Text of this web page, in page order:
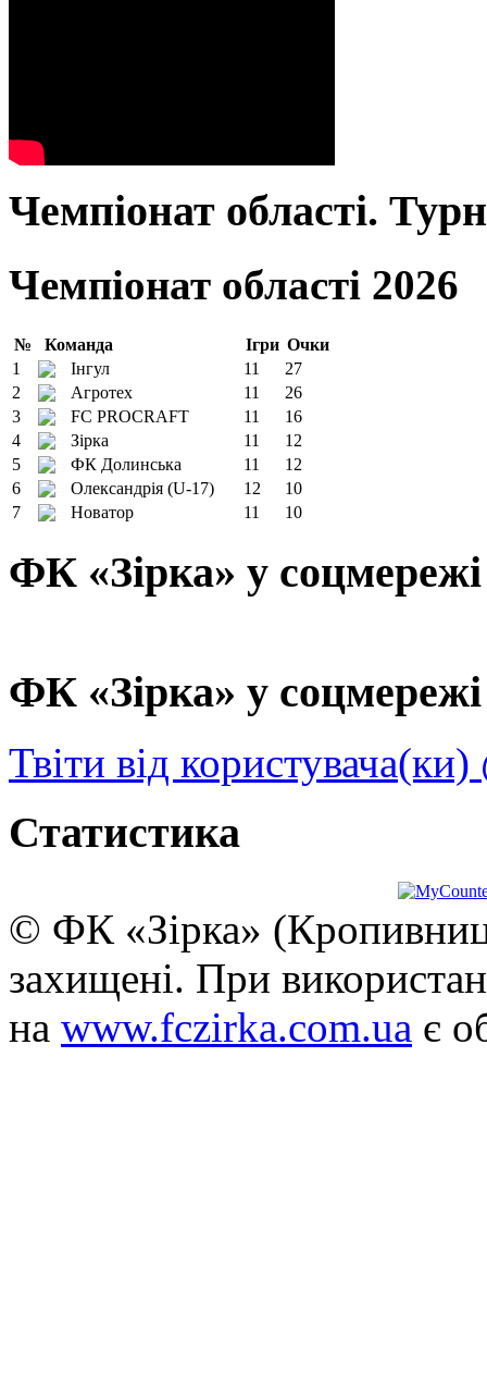
Чемпіонат області.
Чемпіонат області 2026
№ Команда Ігри Очки
1
Інгул 11
27
2
Агротех 11
26
3
FC PROCRAFT 11
16
4
Зірка 11
12
5
ФК Долинська 11
12
6
Олександрія (U-17) 12
10
7
Новатор 11 10
ФК «Зірка» у
ФК «Зірка» у
Твіти від
Статистика
© ФК «Зірка»
захищені. При
на www.fczirka.com.ua є